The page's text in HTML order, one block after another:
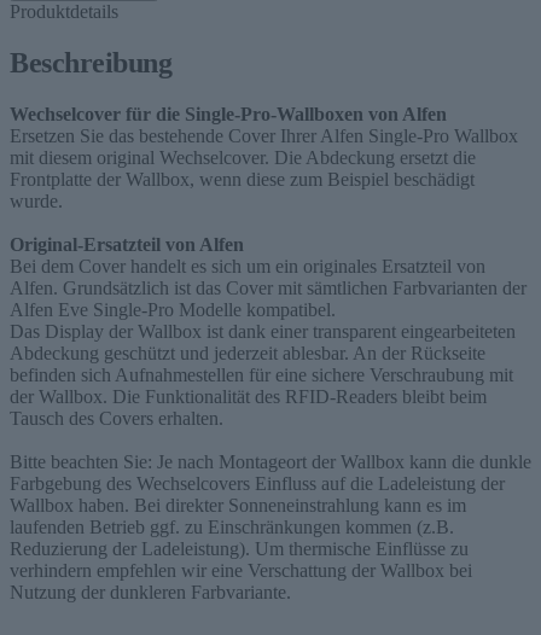
Produktdetails
Beschreibung
Wechselcover für die Single-Pro-Wallboxen von Alfen
Ersetzen Sie das bestehende Cover Ihrer Alfen Single-Pro Wallbox
mit diesem original Wechselcover. Die Abdeckung ersetzt die
Frontplatte der Wallbox, wenn diese zum Beispiel beschädigt
wurde.
Original-Ersatzteil von Alfen
Bei dem Cover handelt es sich um ein originales Ersatzteil von
Alfen. Grundsätzlich ist das Cover mit sämtlichen Farbvarianten der
Alfen Eve Single-Pro Modelle kompatibel.
Das Display der Wallbox ist dank einer transparent eingearbeiteten
Abdeckung geschützt und jederzeit ablesbar. An der Rückseite
befinden sich Aufnahmestellen für eine sichere Verschraubung mit
der Wallbox. Die Funktionalität des RFID-Readers bleibt beim
Tausch des Covers erhalten.
Bitte beachten Sie: Je nach Montageort der Wallbox kann die dunkle
Farbgebung des Wechselcovers Einfluss auf die Ladeleistung der
Wallbox haben. Bei direkter Sonneneinstrahlung kann es im
laufenden Betrieb ggf. zu Einschränkungen kommen (z.B.
Reduzierung der Ladeleistung). Um thermische Einflüsse zu
verhindern empfehlen wir eine Verschattung der Wallbox bei
Nutzung der dunkleren Farbvariante.